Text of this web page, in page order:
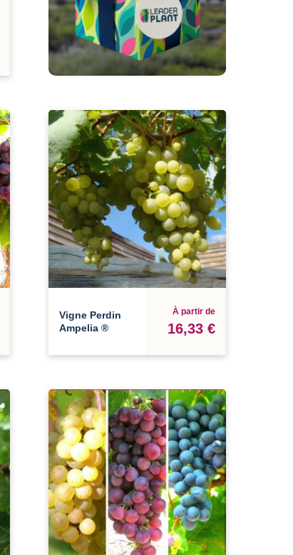
Vigne Perdin
Ampelia ®
À partir de
16,33 €